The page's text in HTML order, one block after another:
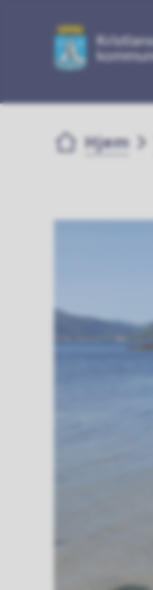
Du er her:
Hjem